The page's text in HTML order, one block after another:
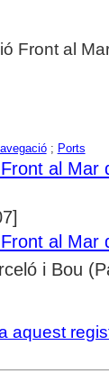
Front al
; Ports
al Mar
al Mar
i Bou
aquest